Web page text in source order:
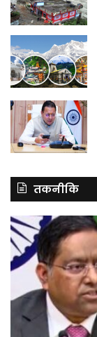
तकनीकि